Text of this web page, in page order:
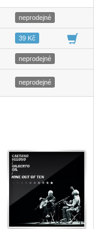
06:41
neprodejné
02:2439 Kč
04:36
neprodejné
10:56
neprodejné